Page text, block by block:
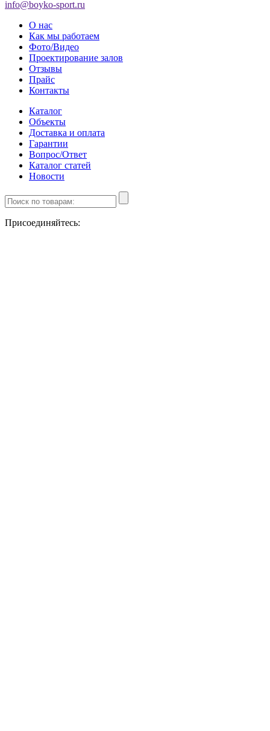
info@boyko-sport.ru
О нас
Как мы работаем
Фото/Видео
Проектирование залов
Отзывы
Прайс
Контакты
Каталог
Объекты
Доставка и оплата
Гарантии
Вопрос/Ответ
Каталог статей
Новости
Присоединяйтесь: